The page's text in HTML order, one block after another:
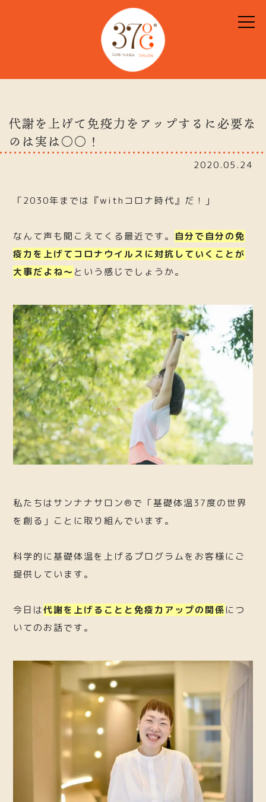
代謝を上げて免疫力をアップするに必要な
のは実は〇〇！
2020.05.24
「2030年までは『withコロナ時代』だ！」
なんて声も聞こえてくる最近です。 自分で自分の免
疫力を上げてコロナウイルスに対抗していくことが
大事だよね〜 という感じでしょうか。
私たちはサンナナサロン®︎で「基礎体温37度の世界
を創る」ことに取り組んでいます。
科学的に基礎体温を上げるプログラムをお客様にご
提供しています。
今日は代謝を上げることと免疫力アップの関係につ
いてのお話です。